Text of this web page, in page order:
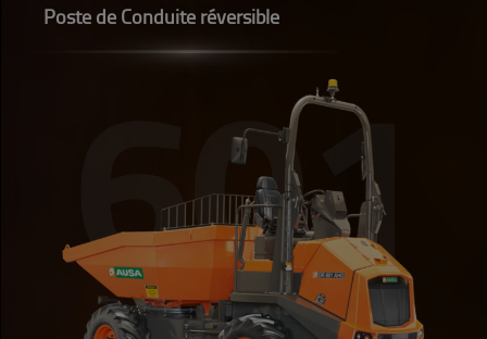
Poste de Conduite réversible